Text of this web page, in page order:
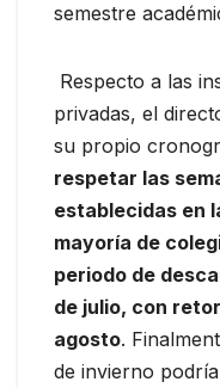
semestre
Respecto a las
privadas, el
su propio
respetar las
establecidas en
mayoría de
periodo de
de julio, con
agosto.
de invierno